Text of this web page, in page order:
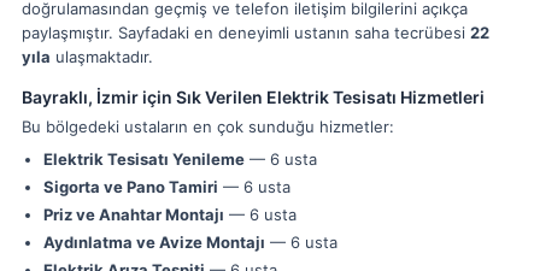
doğrulamasından geçmiş ve telefon iletişim bilgilerini açıkça
paylaşmıştır. Sayfadaki en deneyimli ustanın saha tecrübesi 22
yıla ulaşmaktadır.
Bayraklı, İzmir için Sık Verilen Elektrik Tesisatı Hizmetleri
Bu bölgedeki ustaların en çok sunduğu hizmetler:
Elektrik Tesisatı Yenileme — 6 usta
Sigorta ve Pano Tamiri — 6 usta
Priz ve Anahtar Montajı — 6 usta
Aydınlatma ve Avize Montajı — 6 usta